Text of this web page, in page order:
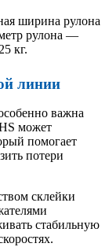
ширина рулона
рулона —
кг.
линии
важна
может
помогает
потери
склейки
стабильную